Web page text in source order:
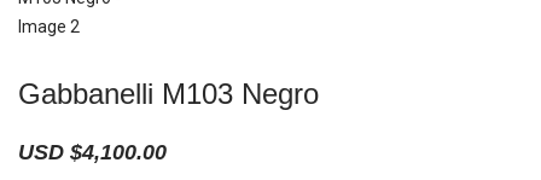
Gabbanelli M103 Negro
USD $4,100.00